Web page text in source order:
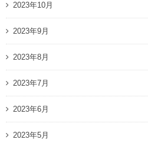
2023年10月
2023年9月
2023年8月
2023年7月
2023年6月
2023年5月